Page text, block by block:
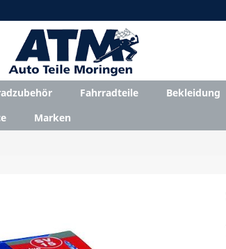
Fahrradteile Bekleidung
Marken